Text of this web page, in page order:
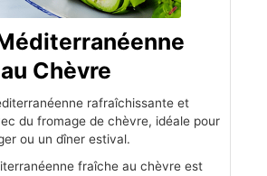
Chèvre
rafraîchissante et
du fromage de chèvre, idéale pour
ou un dîner estival.
fraîche au chèvre est